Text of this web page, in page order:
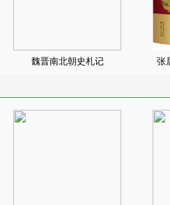
魏晋南北朝史札记 张